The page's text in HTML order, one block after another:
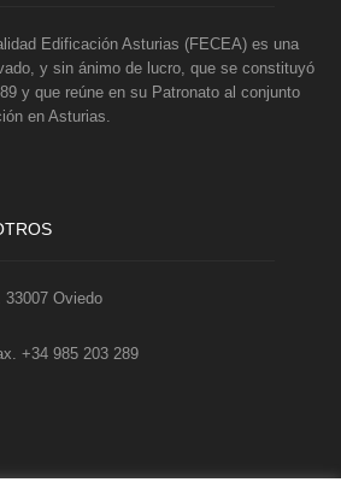
Edificación Asturias (FECEA) es una
y sin ánimo de lucro, que se constituyó
y que reúne en su Patronato al conjunto
en Asturias.
33007 Oviedo
+34 985 203 289